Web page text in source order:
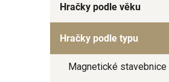
Hračky podle věku
Hračky podle typu
Magnetické stavebnice